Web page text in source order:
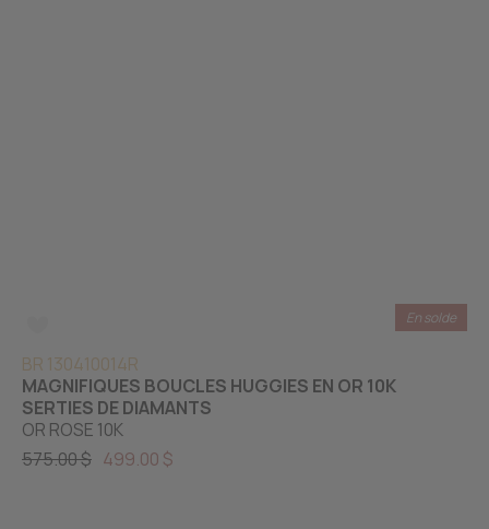
En solde
BR 130410014R
MAGNIFIQUES BOUCLES HUGGIES EN OR 10K
SERTIES DE DIAMANTS
OR ROSE 10K
575.00 $ 499.00 $